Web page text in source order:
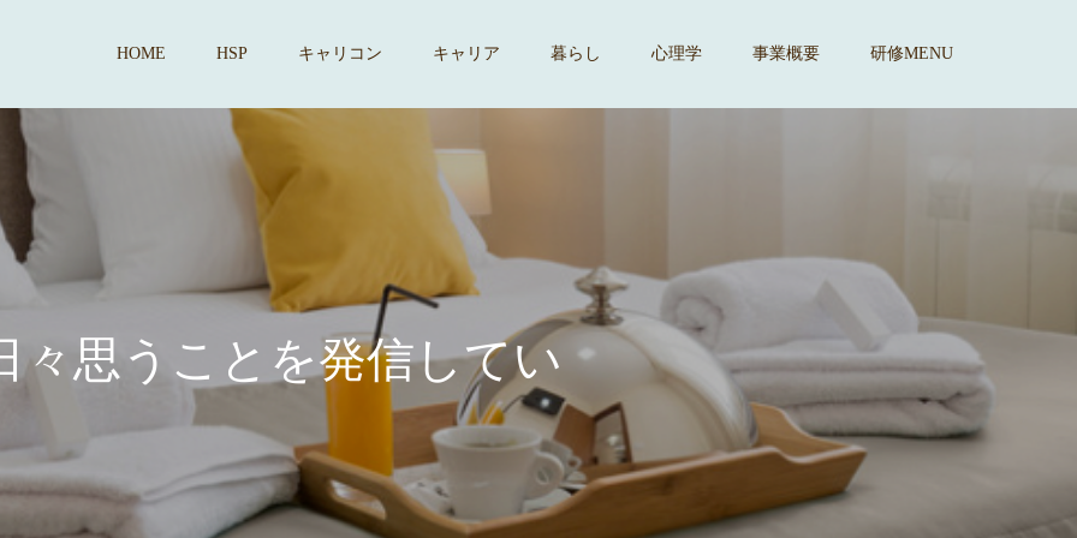
HOME HSP キャリコン キャリア 暮らし 心理学 事業概要 研修MENU
思うことを発信しています。